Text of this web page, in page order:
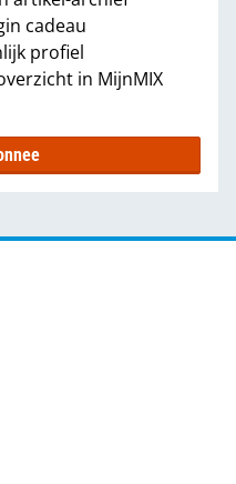
cadeau
profiel
in MijnMIX